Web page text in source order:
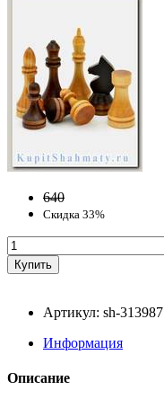
640
Скидка 33%
Артикул: sh-313987
Информация
Описание